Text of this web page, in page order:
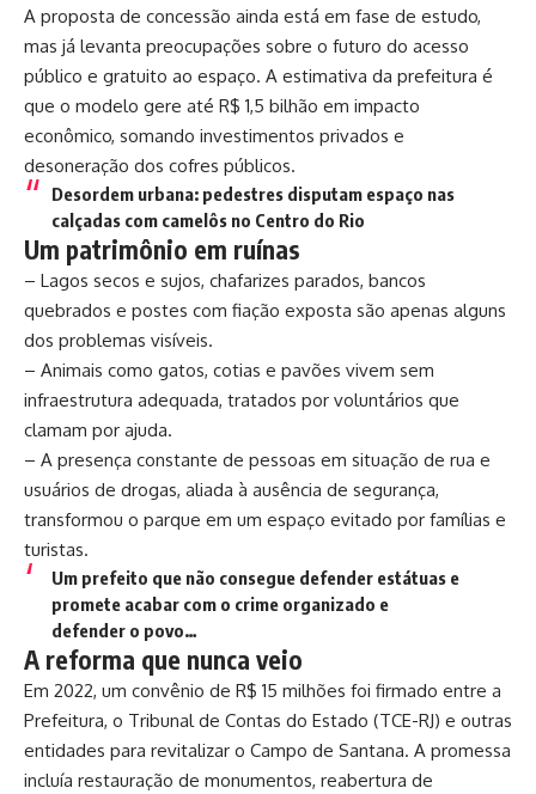
A proposta de concessão ainda está em fase de estudo,
mas já levanta preocupações sobre o futuro do acesso
público e gratuito ao espaço. A estimativa da prefeitura é
que o modelo gere até R$ 1,5 bilhão em impacto
econômico, somando investimentos privados e
desoneração dos cofres públicos.
Desordem urbana: pedestres disputam espaço nas
calçadas com camelôs no Centro do Rio
Um patrimônio em ruínas
– Lagos secos e sujos, chafarizes parados, bancos
quebrados e postes com fiação exposta são apenas alguns
dos problemas visíveis.
– Animais como gatos, cotias e pavões vivem sem
infraestrutura adequada, tratados por voluntários que
clamam por ajuda.
– A presença constante de pessoas em situação de rua e
usuários de drogas, aliada à ausência de segurança,
transformou o parque em um espaço evitado por famílias e
turistas.
Um prefeito que não consegue defender estátuas e
promete acabar com o crime organizado e
defender o povo…
A reforma que nunca veio
Em 2022, um convênio de R$ 15 milhões foi firmado entre a
Prefeitura, o Tribunal de Contas do Estado (TCE-RJ) e outras
entidades para revitalizar o Campo de Santana. A promessa
incluía restauração de monumentos, reabertura de